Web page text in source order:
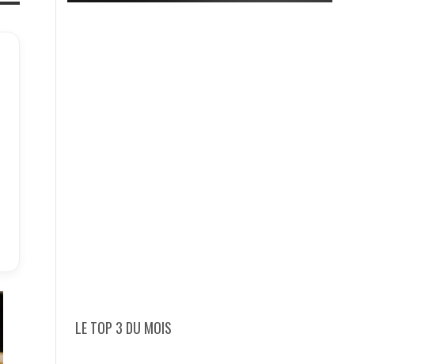
LE TOP 3 DU MOIS